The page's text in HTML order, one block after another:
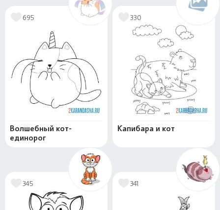
695
Волшебный кот-
единорог
330
Капибара и кот
345 341